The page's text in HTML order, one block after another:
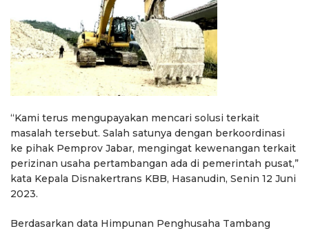
“Kami terus mengupayakan mencari solusi terkait
masalah tersebut. Salah satunya dengan berkoordinasi
ke pihak Pemprov Jabar, mengingat kewenangan terkait
perizinan usaha pertambangan ada di pemerintah pusat,”
kata Kepala Disnakertrans KBB, Hasanudin, Senin 12 Juni
2023.
Berdasarkan data Himpunan Penghusaha Tambang